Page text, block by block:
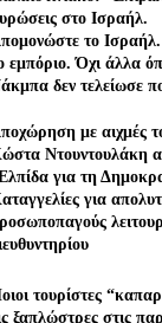
στο Ισραήλ.
το
εμπόριο. Όχι άλλα
δεν τελείωσε
με αιχμές
Ντουντουλάκη
για τη
για
τουρίστες
ξαπλώστρες στις